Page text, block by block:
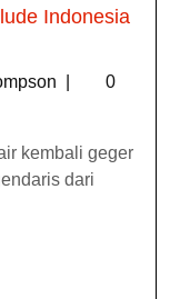
Indonesia
0
kembali geger
dari